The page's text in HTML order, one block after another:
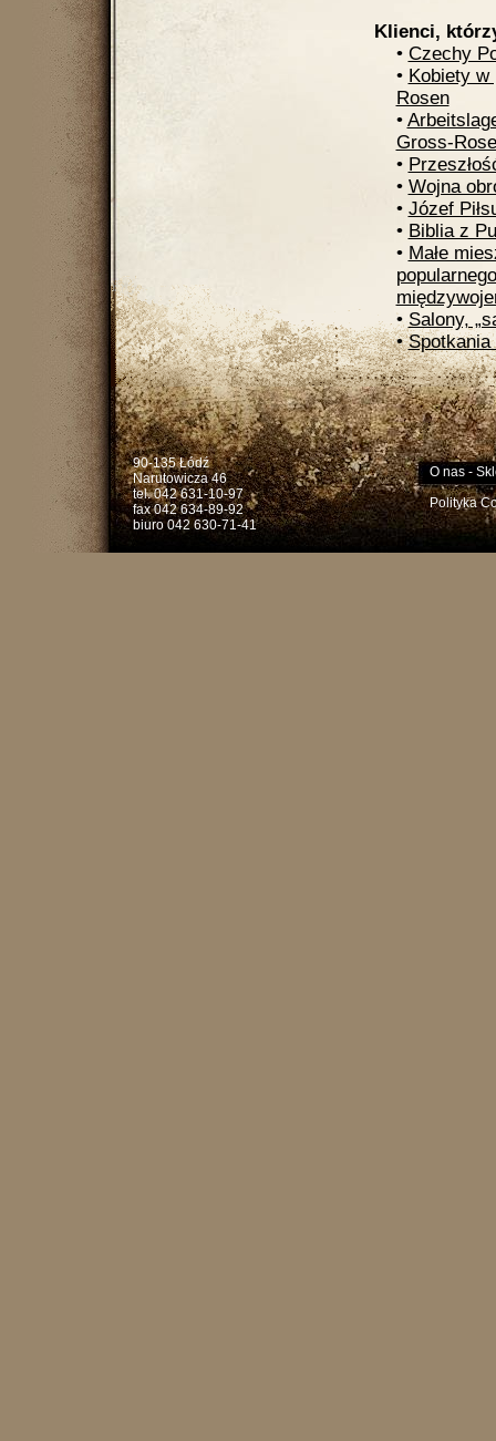
Klienci,
• Czechy
• Kobiety w
Rosen
•
Gross-
•
• Wojna
• Józef
• Biblia z
• Małe
• Salony,
•
90-135 Łódź
Narutowicza 46
tel. 042 631-10-97
fax 042 634-89-92
biuro 042 630-71-41
O nas-
Polityka